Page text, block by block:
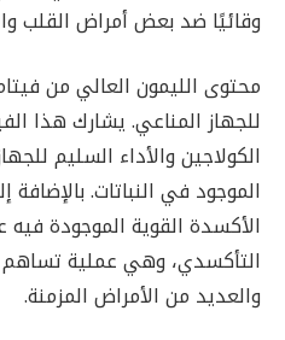
وقائيًا ضد بعض أمراض القلب
للجهاز المناعي. يشارك هذا
الكولاجين والأداء السليم
الموجود في النباتات.
الأكسدة القوية الموجودة
التأكسدي، وهي عملية تساهم
والعديد من الأمراض المزمنة.